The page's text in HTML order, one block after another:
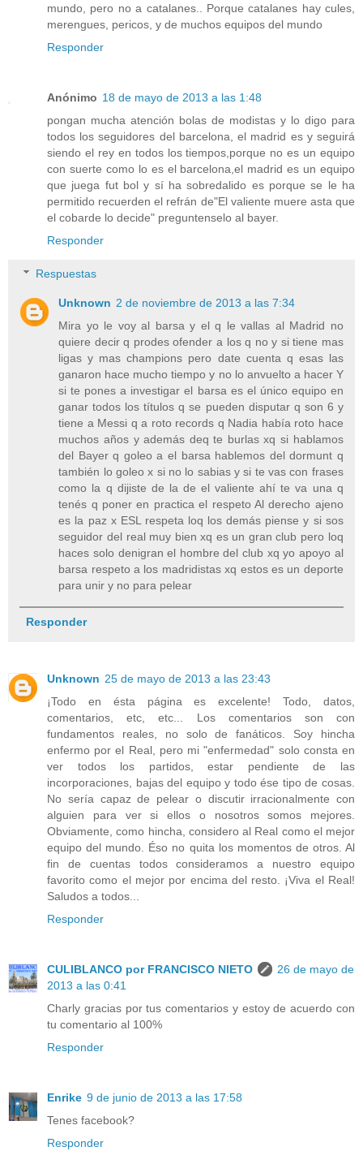
mundo, pero no a catalanes.. Porque catalanes hay cules,
merengues, pericos, y de muchos equipos del mundo
Responder
Anónimo 18 de mayo de 2013 a las 1:48
pongan mucha atención bolas de modistas y lo digo para
todos los seguidores del barcelona, el madrid es y seguirá
siendo el rey en todos los tiempos,porque no es un equipo
con suerte como lo es el barcelona,el madrid es un equipo
que juega fut bol y sí ha sobredalido es porque se le ha
permitido recuerden el refrán de"El valiente muere asta que
el cobarde lo decide" preguntenselo al bayer.
Responder
Respuestas
Unknown 2 de noviembre de 2013 a las 7:34
Mira yo le voy al barsa y el q le vallas al Madrid no
quiere decir q prodes ofender a los q no y si tiene mas
ligas y mas champions pero date cuenta q esas las
ganaron hace mucho tiempo y no lo anvuelto a hacer Y
si te pones a investigar el barsa es el único equipo en
ganar todos los títulos q se pueden disputar q son 6 y
tiene a Messi q a roto records q Nadia había roto hace
muchos años y además deq te burlas xq si hablamos
del Bayer q goleo a el barsa hablemos del dormunt q
también lo goleo x si no lo sabias y si te vas con frases
como la q dijiste de la de el valiente ahí te va una q
tenés q poner en practica el respeto Al derecho ajeno
es la paz x ESL respeta loq los demás piense y si sos
seguidor del real muy bien xq es un gran club pero loq
haces solo denigran el hombre del club xq yo apoyo al
barsa respeto a los madridistas xq estos es un deporte
para unir y no para pelear
Responder
Unknown 25 de mayo de 2013 a las 23:43
¡Todo en ésta página es excelente! Todo, datos,
comentarios, etc, etc... Los comentarios son con
fundamentos reales, no solo de fanáticos. Soy hincha
enfermo por el Real, pero mi "enfermedad" solo consta en
ver todos los partidos, estar pendiente de las
incorporaciones, bajas del equipo y todo ése tipo de cosas.
No sería capaz de pelear o discutir irracionalmente con
alguien para ver si ellos o nosotros somos mejores.
Obviamente, como hincha, considero al Real como el mejor
equipo del mundo. Éso no quita los momentos de otros. Al
fin de cuentas todos consideramos a nuestro equipo
favorito como el mejor por encima del resto. ¡Viva el Real!
Saludos a todos...
Responder
CULIBLANCO por FRANCISCO NIETO
26 de mayo de
2013 a las 0:41
Charly gracias por tus comentarios y estoy de acuerdo con
tu comentario al 100%
Responder
Enrike 9 de junio de 2013 a las 17:58
Tenes facebook?
Responder